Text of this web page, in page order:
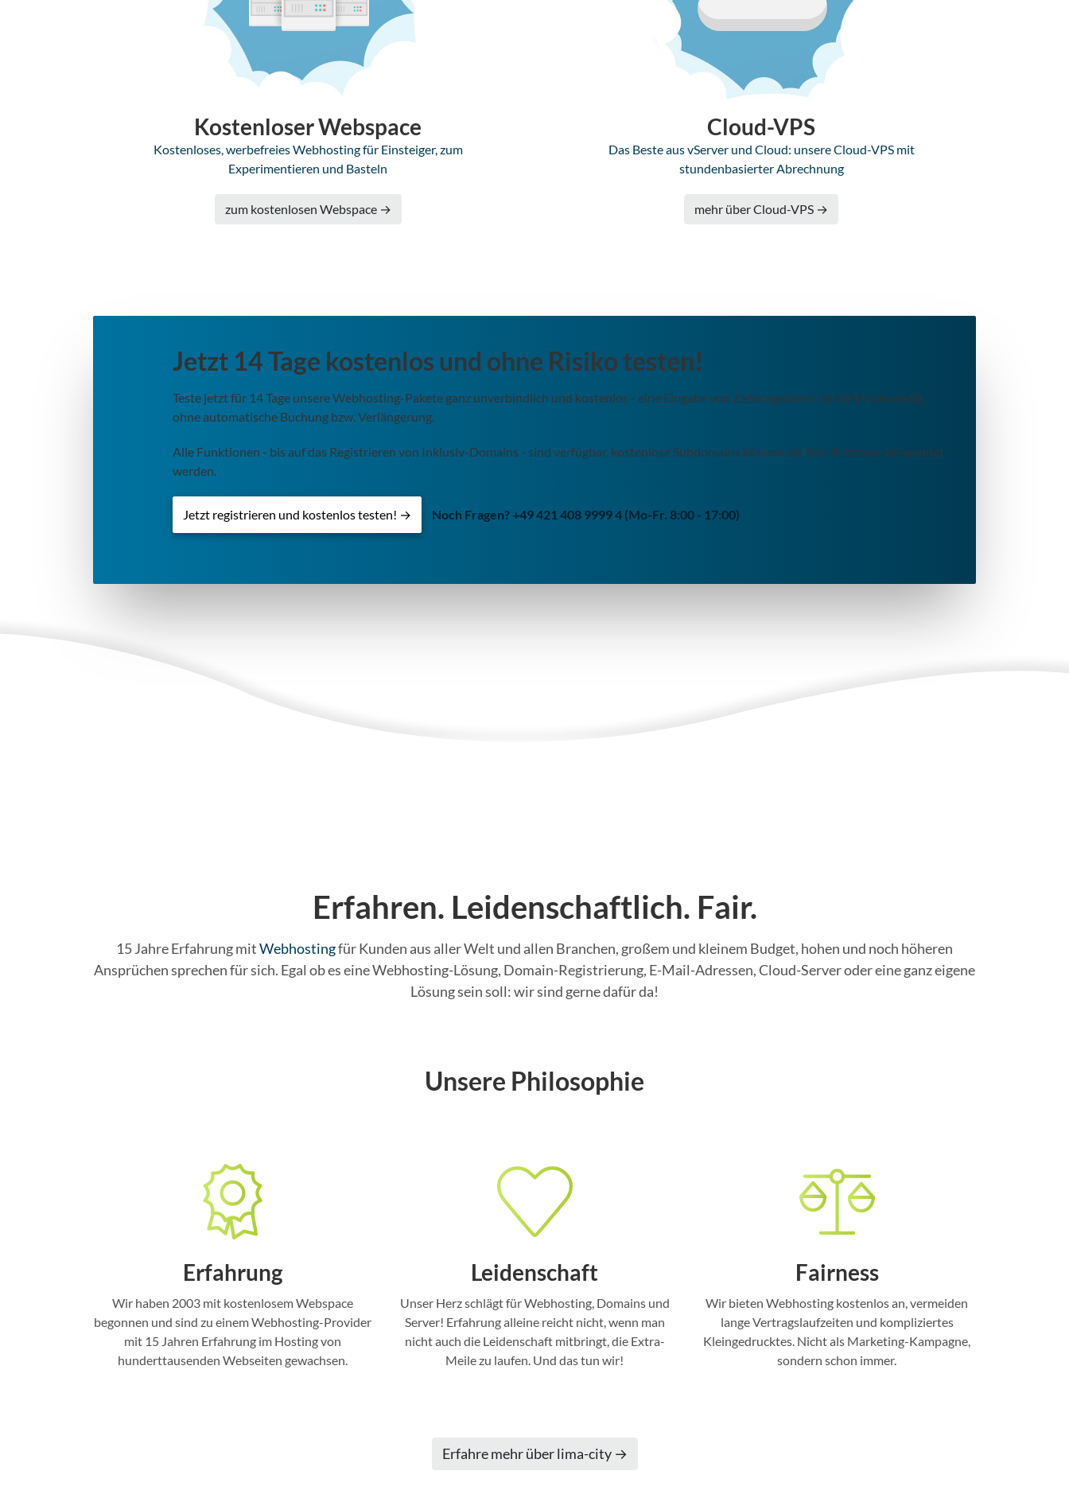
Kostenloser Webspace
Kostenloses, werbefreies Webhosting für Einsteiger, zum
Experimentieren und Basteln
zum kostenlosen Webspace →
Cloud-VPS
Das Beste aus vServer und Cloud: unsere Cloud-VPS mit
stundenbasierter Abrechnung
mehr über Cloud-VPS →
Jetzt 14 Tage kostenlos und ohne Risiko testen!
Teste jetzt für 14 Tage unsere Webhosting-Pakete ganz unverbindlich und kostenlos - eine Eingabe von Zahlungsdaten ist nicht notwendig,
ohne automatische Buchung bzw. Verlängerung.
Alle Funktionen - bis auf das Registrieren von Inklusiv-Domains - sind verfügbar, kostenlose Subdomains können als Test-Adressen verwendet
werden.
Jetzt registrieren und kostenlos testen! → Noch Fragen? +49 421 408 9999 4 (Mo-Fr. 8:00 - 17:00)
Erfahren. Leidenschaftlich. Fair.
15 Jahre Erfahrung mitWebhostingfür Kunden aus aller Welt und allen Branchen, großem und kleinem Budget, hohen und noch höheren
Ansprüchen sprechen für sich. Egal ob es eine Webhosting-Lösung, Domain-Registrierung, E-Mail-Adressen, Cloud-Server oder eine ganz eigene
Lösung sein soll: wir sind gerne dafür da!
Unsere Philosophie
Erfahrung
Wir haben 2003 mit kostenlosem Webspace
begonnen und sind zu einem Webhosting-Provider
mit 15 Jahren Erfahrung im Hosting von
hunderttausenden Webseiten gewachsen.
Leidenschaft
Unser Herz schlägt für Webhosting, Domains und
Server! Erfahrung alleine reicht nicht, wenn man
nicht auch die Leidenschaft mitbringt, die Extra-
Meile zu laufen. Und das tun wir!
Fairness
Wir bieten Webhosting kostenlos an, vermeiden
lange Vertragslaufzeiten und kompliziertes
Kleingedrucktes. Nicht als Marketing-Kampagne,
sondern schon immer.
Erfahre mehr über lima-city →